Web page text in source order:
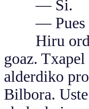
— Si.
— Pues
Hiru ordu
goaz.
alderdiko
Bilbora.